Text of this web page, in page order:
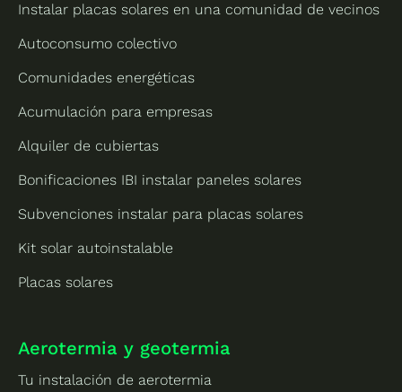
Instalar placas solares en una comunidad de vecinos
Autoconsumo colectivo
Comunidades energéticas
Acumulación para empresas
Alquiler de cubiertas
Bonificaciones IBI instalar paneles solares
Subvenciones instalar para placas solares
Kit solar autoinstalable
Placas solares
Aerotermia y geotermia
Tu instalación de aerotermia